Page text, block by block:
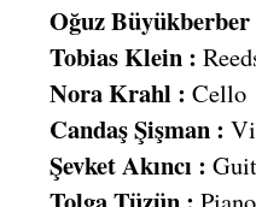
Oğuz
Tobias Klein :
Nora Krahl : Cello
Candaş Şişman :
Şevket Akıncı :